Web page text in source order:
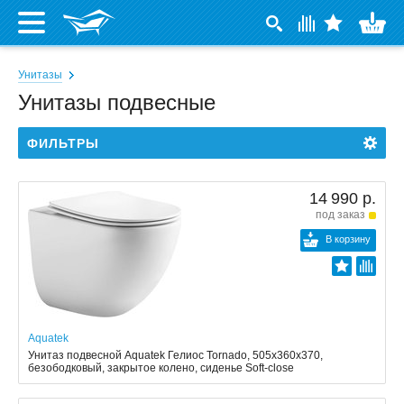
Унитазы
Унитазы подвесные
ФИЛЬТРЫ
14 990 р.
под заказ
В корзину
Aquatek
Унитаз подвесной Aquatek Гелиос Tornado, 505x360x370,
безободковый, закрытое колено, сиденье Soft-close